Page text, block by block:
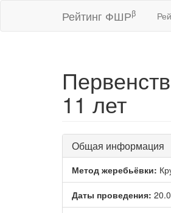
Рейтинг ФШРβ
11 лет
Общая информация
Метод жеребьёвки:
Даты проведения: